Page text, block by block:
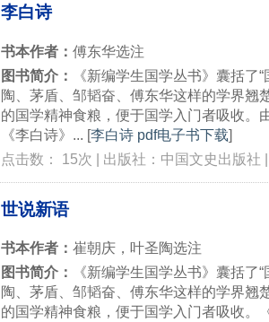
李白诗
书本作者： 傅东华选注
图书简介：
《新编学生国学丛书》囊括了
陶、茅盾、邹韬奋、傅东华这样的学界翘
的国学精神食粮，便于国学入门者吸收。
《李白诗》...
[李白诗 pdf电子书下载]
点击数： 15次 | 出版社：中国文史出版社
世说新语
书本作者： 崔朝庆，叶圣陶选注
图书简介：
《新编学生国学丛书》囊括了
陶、茅盾、邹韬奋、傅东华这样的学界翘
的国学精神食粮，便于国学入门者吸收。